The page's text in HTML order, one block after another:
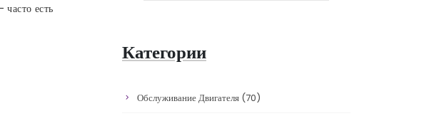
есть
Категории
Обслуживание Двигателя (70)